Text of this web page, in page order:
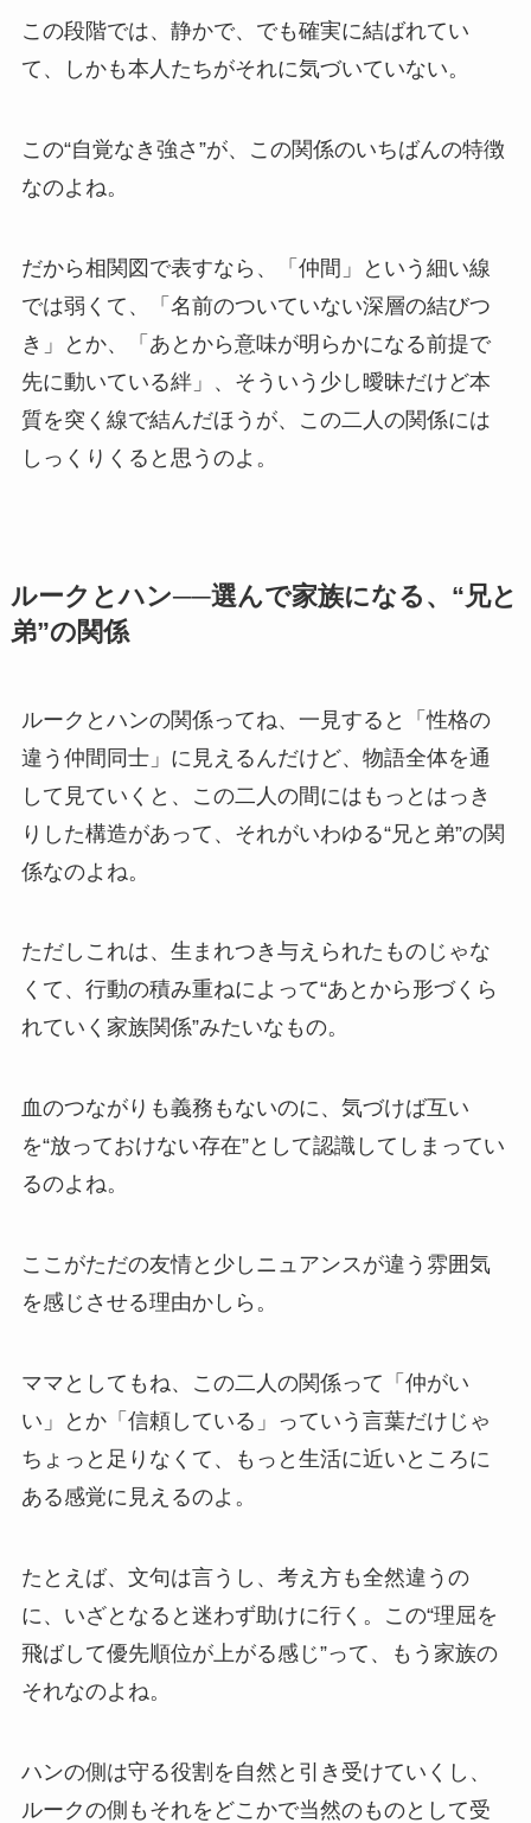
この段階では、静かで、でも確実に結ばれてい
て、しかも本人たちがそれに気づいていない。
この“自覚なき強さ”が、この関係のいちばんの特徴
なのよね。
だから相関図で表すなら、「仲間」という細い線
では弱くて、「名前のついていない深層の結びつ
き」とか、「あとから意味が明らかになる前提で
先に動いている絆」、そういう少し曖昧だけど本
質を突く線で結んだほうが、この二人の関係には
しっくりくると思うのよ。
ルークとハン──選んで家族になる、“兄と
弟”の関係
ルークとハンの関係ってね、一見すると「性格の
違う仲間同士」に見えるんだけど、物語全体を通
して見ていくと、この二人の間にはもっとはっき
りした構造があって、それがいわゆる“兄と弟”の関
係なのよね。
ただしこれは、生まれつき与えられたものじゃな
くて、行動の積み重ねによって“あとから形づくら
れていく家族関係”みたいなもの。
血のつながりも義務もないのに、気づけば互い
を“放っておけない存在”として認識してしまってい
るのよね。
ここがただの友情と少しニュアンスが違う雰囲気
を感じさせる理由かしら。
ママとしてもね、この二人の関係って「仲がい
い」とか「信頼している」っていう言葉だけじゃ
ちょっと足りなくて、もっと生活に近いところに
ある感覚に見えるのよ。
たとえば、文句は言うし、考え方も全然違うの
に、いざとなると迷わず助けに行く。この“理屈を
飛ばして優先順位が上がる感じ”って、もう家族の
それなのよね。
ハンの側は守る役割を自然と引き受けていくし、
ルークの側もそれをどこかで当然のものとして受